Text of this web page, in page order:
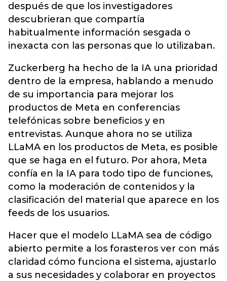
después de que los investigadores
descubrieran que compartía
habitualmente información sesgada o
inexacta con las personas que lo utilizaban.
Zuckerberg ha hecho de la IA una prioridad
dentro de la empresa, hablando a menudo
de su importancia para mejorar los
productos de Meta en conferencias
telefónicas sobre beneficios y en
entrevistas. Aunque ahora no se utiliza
LLaMA en los productos de Meta, es posible
que se haga en el futuro. Por ahora, Meta
confía en la IA para todo tipo de funciones,
como la moderación de contenidos y la
clasificación del material que aparece en los
feeds de los usuarios.
Hacer que el modelo LLaMA sea de código
abierto permite a los forasteros ver con más
claridad cómo funciona el sistema, ajustarlo
a sus necesidades y colaborar en proyectos